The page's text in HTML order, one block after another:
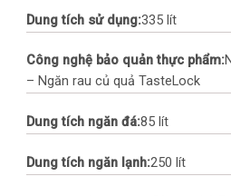
Dung tích sử dụng:335 lít
Công nghệ bảo quản thực phẩm:
– Ngăn rau củ quả TasteLock
Dung tích ngăn đá:85 lít
Dung tích ngăn lạnh:250 lít